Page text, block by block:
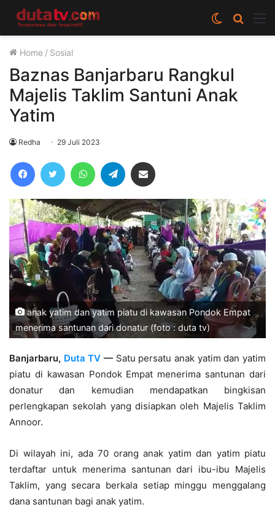
Cari
berita
Switch
skin
Home / Sosial
Baznas Banjarbaru Rangkul
Majelis Taklim Santuni Anak
Yatim
Redha 29 Juli 2023
FacebookTwitter WhatsAppTelegram
anak yatim dan yatim piatu di kawasan Pondok Empat
menerima santunan dari donatur (foto : duta tv)
Banjarbaru, Duta TV — Satu persatu anak yatim dan yatim
piatu di kawasan Pondok Empat menerima santunan dari
donatur dan kemudian mendapatkan bingkisan
perlengkapan sekolah yang disiapkan oleh Majelis Taklim
Annoor.
Di wilayah ini, ada 70 orang anak yatim dan yatim piatu
terdaftar untuk menerima santunan dari ibu-ibu Majelis
Taklim, yang secara berkala setiap minggu menggalang
dana santunan bagi anak yatim.